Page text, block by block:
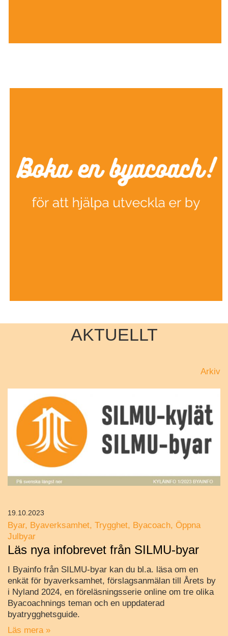
AKTUELLT
Arkiv
Byar Byaverksamhet Trygghet Byacoach Öppna
Julbyar
Läs nya infobrevet från SILMU-byar
I Byainfo från SILMU-byar kan du bl.a. läsa om en
enkät för byaverksamhet, förslagsanmälan till Årets by
i Nyland 2024, en föreläsningsserie online om tre olika
Byacoachnings teman och en uppdaterad
byatrygghetsguide.
Läs mera »
19.10.2023